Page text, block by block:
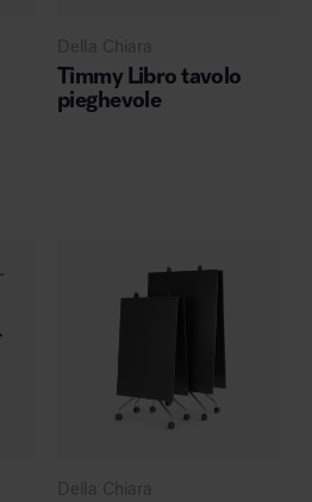
Della Chiara
Timmy Libro tavolo
pieghevole
Della Chiara